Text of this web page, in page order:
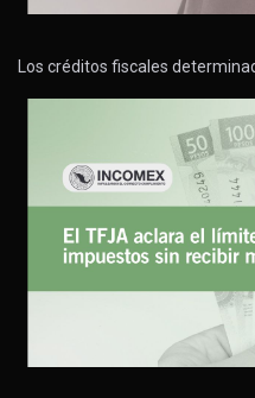
Los créditos fiscales